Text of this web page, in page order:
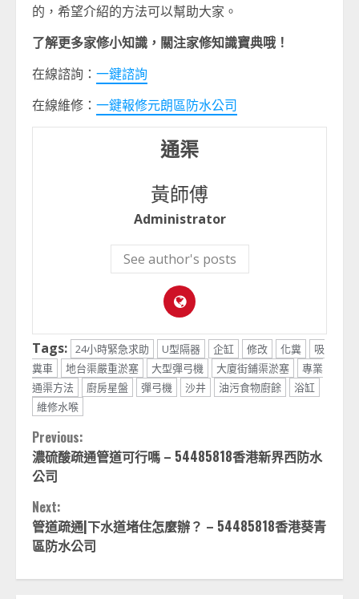
的，希望介紹的方法可以幫助大家。
了解更多家修小知識，關注家修知識寶典哦！
在線諮詢： 一鍵諮詢
在線維修： 一鍵報修元朗區防水公司
通渠
黃師傅
Administrator
See author's posts
Tags: 24小時緊急求助 U型隔器 企缸 修改 化糞
吸
糞車
地台渠嚴重淤塞 大型彈弓機 大廈街鋪渠淤塞
專業
通渠方法
廚房星盤 彈弓機 沙井 油污食物廚餘
浴缸
維修水喉
Continue
Reading
Previous:
濃硫酸疏通管道可行嗎 – 54485818香港新界西防水
公司
Next:
管道疏通|下水道堵住怎麼辦？ – 54485818香港葵青
區防水公司